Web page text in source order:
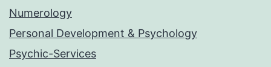
Numerology
Personal Development & Psychology
Psychic-Services